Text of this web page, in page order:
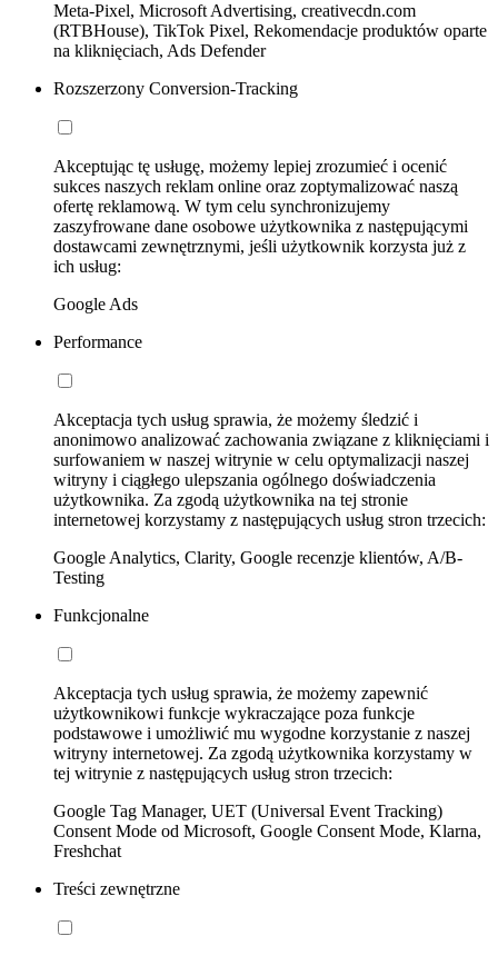
Meta-Pixel, Microsoft Advertising, creativecdn.com
(RTBHouse), TikTok Pixel, Rekomendacje produktów oparte
na kliknięciach, Ads Defender
Rozszerzony Conversion-Tracking
Akceptując tę usługę, możemy lepiej zrozumieć i ocenić
sukces naszych reklam online oraz zoptymalizować naszą
ofertę reklamową. W tym celu synchronizujemy
zaszyfrowane dane osobowe użytkownika z następującymi
dostawcami zewnętrznymi, jeśli użytkownik korzysta już z
ich usług:
Google Ads
Performance
Akceptacja tych usług sprawia, że możemy śledzić i
anonimowo analizować zachowania związane z kliknięciami i
surfowaniem w naszej witrynie w celu optymalizacji naszej
witryny i ciągłego ulepszania ogólnego doświadczenia
użytkownika. Za zgodą użytkownika na tej stronie
internetowej korzystamy z następujących usług stron trzecich:
Google Analytics, Clarity, Google recenzje klientów, A/B-
Testing
Funkcjonalne
Akceptacja tych usług sprawia, że możemy zapewnić
użytkownikowi funkcje wykraczające poza funkcje
podstawowe i umożliwić mu wygodne korzystanie z naszej
witryny internetowej. Za zgodą użytkownika korzystamy w
tej witrynie z następujących usług stron trzecich:
Google Tag Manager, UET (Universal Event Tracking)
Consent Mode od Microsoft, Google Consent Mode, Klarna,
Freshchat
Treści zewnętrzne